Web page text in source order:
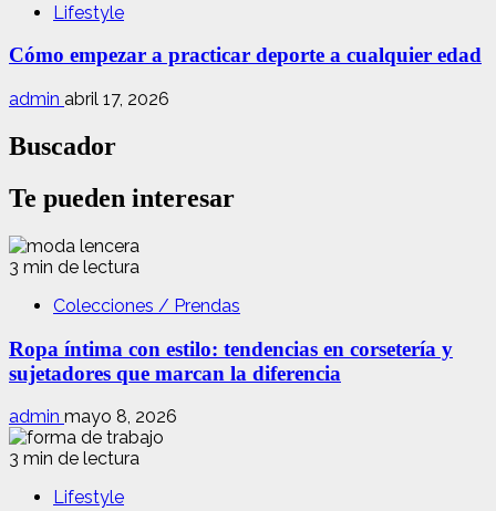
Lifestyle
Cómo empezar a practicar deporte a cualquier edad
admin abril 17, 2026
Buscador
Te pueden interesar
3 min de lectura
Colecciones / Prendas
Ropa íntima con estilo: tendencias en corsetería y
sujetadores que marcan la diferencia
admin mayo 8, 2026
3 min de lectura
Lifestyle